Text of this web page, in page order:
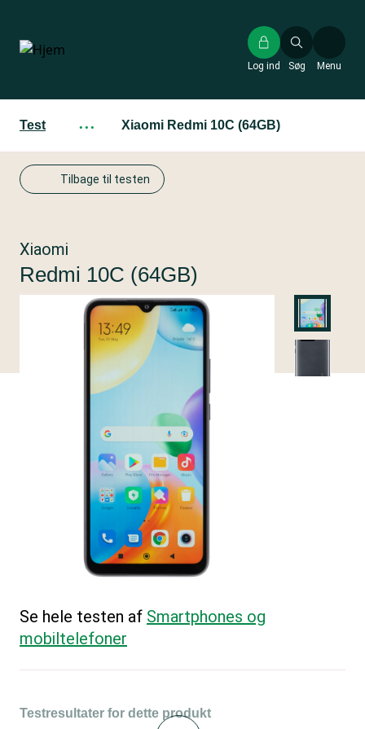
hovedindhold
Søg
Log ind Menu
Test ··· Xiaomi Redmi 10C (64GB)
Tilbage til testen
Xiaomi
Redmi 10C (64GB)
Se hele testen af Smartphones og
mobiltelefoner
Testresultater for dette produkt